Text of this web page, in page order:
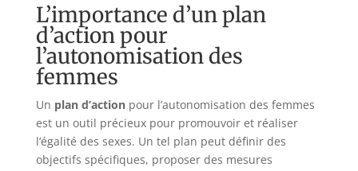
L’importance d’un plan
d’action pour
l’autonomisation des
femmes
Un plan d’actionpour l’autonomisation des femmes
est un outil précieux pour promouvoir et réaliser
l’égalité des sexes. Un tel plan peut définir des
objectifs spécifiques, proposer des mesures